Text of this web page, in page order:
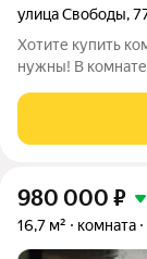
улица Свободы,
Хотите купить
нужны! В комнате
Покажем в
980 000 ₽
16,7 м² комната